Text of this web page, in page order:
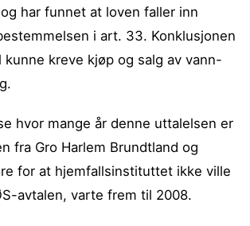
har funnet at loven faller inn
i art. 33. Konklusjonen
kunne kreve kjøp og salg av vann-
hvor mange år denne uttalelsen er
fra Gro Harlem Brundtland og
for at hjemfallsinstituttet ikke ville
avtalen, varte frem til 2008.